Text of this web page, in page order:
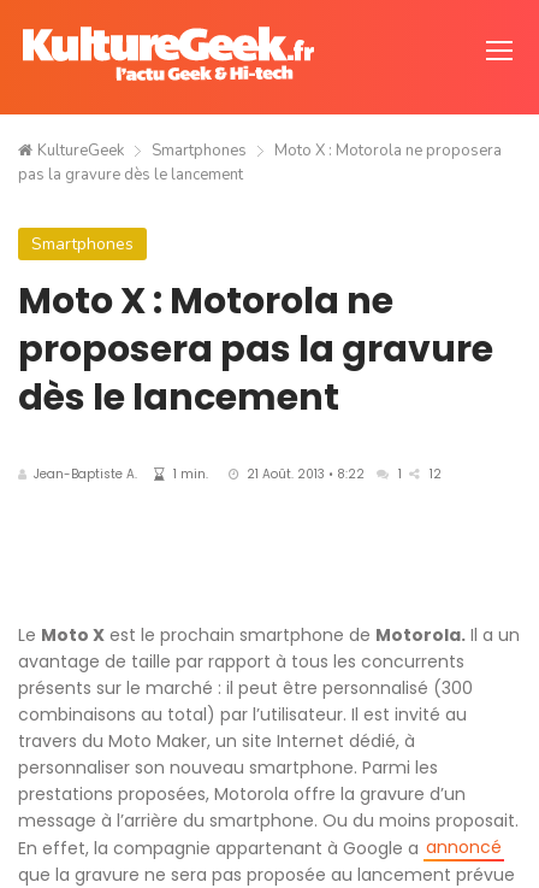
KultureGeek Smartphones
Moto X : Motorola ne proposera
pas la gravure dès le lancement
Smartphones
Moto X : Motorola ne
proposera pas la gravure
dès le lancement
Jean-Baptiste A. 1 min. 21 Août. 2013 • 8:22 1 12
Le Moto X est le prochain smartphone de Motorola. Il a un
avantage de taille par rapport à tous les concurrents
présents sur le marché : il peut être personnalisé (300
combinaisons au total) par l’utilisateur. Il est invité au
travers du Moto Maker, un site Internet dédié, à
personnaliser son nouveau smartphone. Parmi les
prestations proposées, Motorola offre la gravure d’un
message à l’arrière du smartphone. Ou du moins proposait.
En effet, la compagnie appartenant à Google a annoncé
que la gravure ne sera pas proposée au lancement prévue